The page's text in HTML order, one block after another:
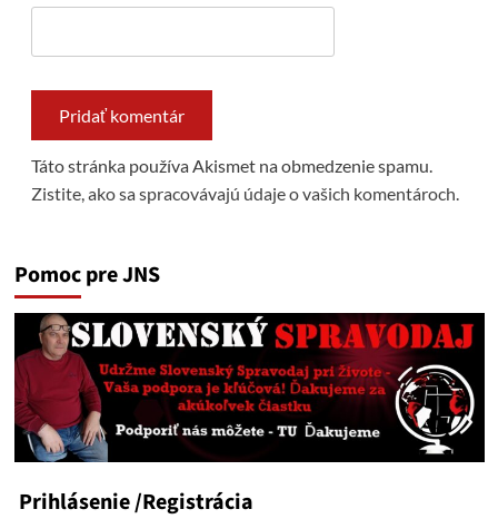
Táto stránka používa Akismet na obmedzenie spamu.
Zistite, ako sa spracovávajú údaje o vašich komentároch.
Pomoc pre JNS
Prihlásenie/Registrácia